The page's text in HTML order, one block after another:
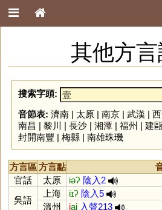
其他方
搜索字頭:
音節表: 濟南| 太原| 南京| 武漢 |
南昌 | 黎川 | 長沙| 湘潭| 福州 | 建甌
封開南豐 | 梅縣| 南雄珠璣
方言區方言點
官話
太原 iəʔ 陰入2
吳語
上海 iɪʔ 陰入5
溫州
j̲ai 入聲213